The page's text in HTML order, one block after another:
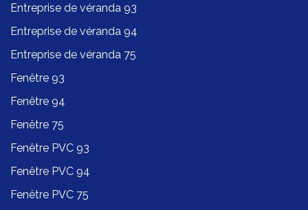
Entreprise de véranda 93
Entreprise de véranda 94
Entreprise de véranda 75
Fenêtre 93
Fenêtre 94
Fenêtre 75
Fenêtre PVC 93
Fenêtre PVC 94
Fenêtre PVC 75